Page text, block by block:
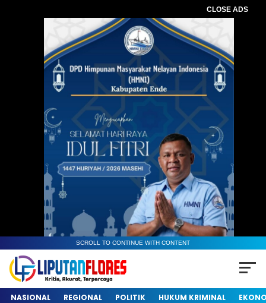
CLOSE ADS
SCROLL TO CONTINUE WITH CONTENT
NASIONAL REGIONAL POLITIK HUKUM KRIMINAL